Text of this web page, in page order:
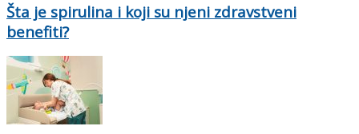
Šta je spirulina i koji su njeni zdravstveni
benefiti?